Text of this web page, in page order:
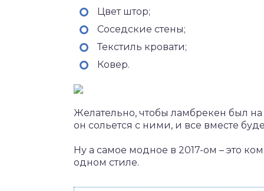
Цвет штор;
Соседские стены;
Текстиль кровати;
Ковер.
Желательно, чтобы ламбрекен был
он сольется с ними, и все вместе
Ну а самое модное в 2017-ом – это
одном стиле.